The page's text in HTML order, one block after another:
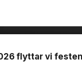
flyttar vi